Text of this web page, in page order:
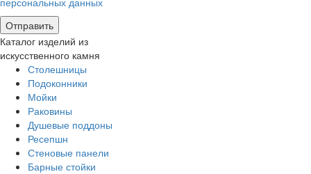
Каталог изделий из
искусственного камня
Столешницы
Подоконники
Мойки
Раковины
Душевые поддоны
Ресепшн
Стеновые панели
Барные стойки